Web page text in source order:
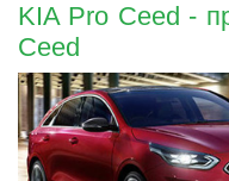
KIA Pro Ceed -
Ceed